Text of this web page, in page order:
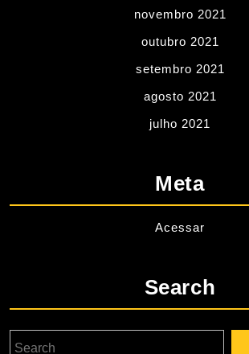
novembro 2021
outubro 2021
setembro 2021
agosto 2021
julho 2021
Meta
Acessar
Search